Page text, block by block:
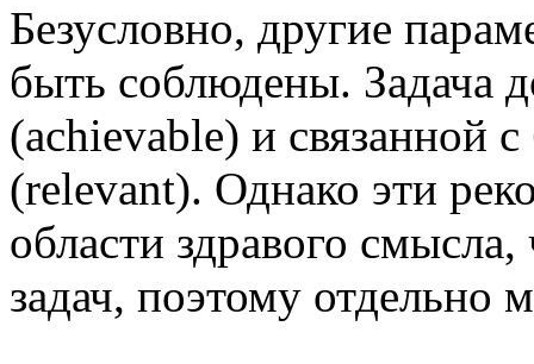
Безусловно, другие
быть соблюдены. Задача
(achievable) и связанной
(relevant). Однако эти
области здравого
задач, поэтому отдельно